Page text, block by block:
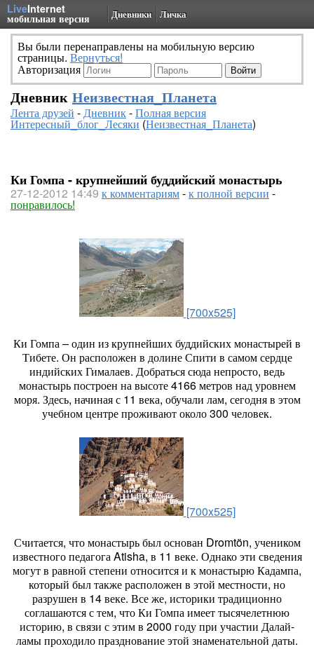
LiveInternet
мобильная версия Дневники Личка
Вы были перенаправлены на мобильную версию
страницы. Вернуться!
Авторизация
Дневник Неизвестная_Планета
Лента друзей -Дневник-Полная версия
Интересный_блог_Лесяки(Неизвестная_Планета)
Ки Гомпа - крупнейший буддийский монастырь
27-12-2012 14:49 к комментариям-к полной версии -
понравилось!
[700x525]
Ки Гомпа – один из крупнейших буддийских монастырей в
Тибете. Он расположен в долине Спити в самом сердце
индийских Гималаев. Добраться сюда непросто, ведь
монастырь построен на высоте 4166 метров над уровнем
моря. Здесь, начиная с 11 века, обучали лам, сегодня в этом
учебном центре проживают около 300 человек.
[700x525]
Считается, что монастырь был основан Dromtön, учеником
известного педагога Atisha, в 11 веке. Однако эти сведения
могут в равной степени относится и к монастырю Кадампа,
который был также расположен в этой местности, но
разрушен в 14 веке. Все же, историки традиционно
соглашаются с тем, что Ки Гомпа имеет тысячелетнюю
историю, в связи с этим в 2000 году при участии Далай-
ламы проходило празднование этой знаменательной даты.